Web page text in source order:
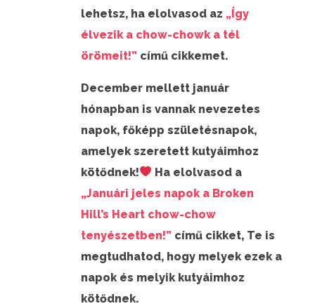
lehetsz, ha elolvasod az „Így
élvezik a chow-chowk a tél
örömeit!” című cikkemet.
December mellett január
hónapban is vannak nevezetes
napok, főképp születésnapok,
amelyek szeretett kutyáimhoz
kötődnek!
Ha elolvasod a
„Januári jeles napok a Broken
Hill’s Heart chow-chow
tenyészetben!” című cikket, Te is
megtudhatod, hogy melyek ezek a
napok és melyik kutyáimhoz
kötődnek.